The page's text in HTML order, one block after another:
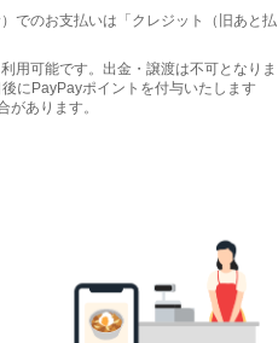
でのお支払いは「クレジット（旧あと払
用可能です。出金・譲渡は不可となりま
にPayPayポイントを付与いたします
あります。